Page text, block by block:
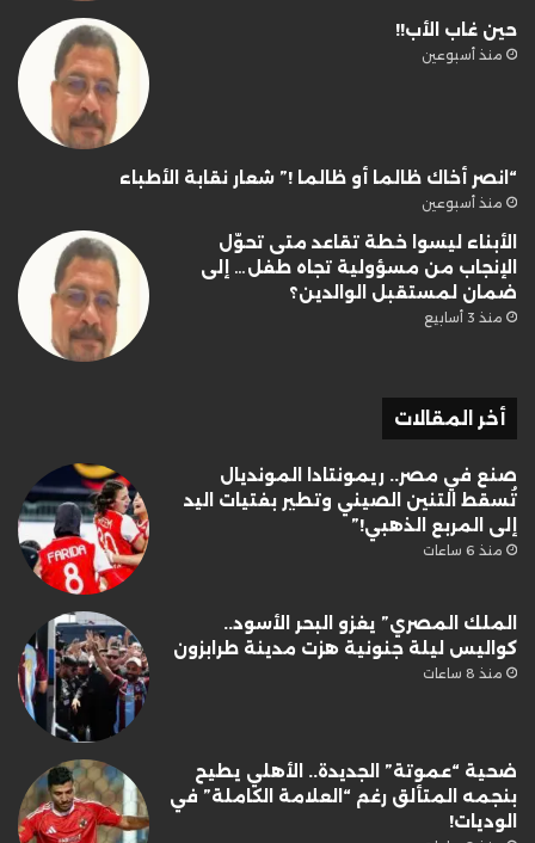
حين غاب الأب!!
منذ أسبوعين
“انصر أخاك ظالما أو ظالما !” شعار نقابة الأطباء
منذ أسبوعين
الأبناء ليسوا خطة تقاعد متى تحوّل
الإنجاب من مسؤولية تجاه طفل… إلى
ضمان لمستقبل الوالدين؟
منذ 3 أسابيع
أخر المقالات
صنع في مصر.. ريمونتادا المونديال
تُسقط التنين الصيني وتطير بفتيات اليد
إلى المربع الذهبي!”
منذ 6 ساعات
الملك المصري” يغزو البحر الأسود..
كواليس ليلة جنونية هزت مدينة طرابزون
منذ 8 ساعات
ضحية “عموتة” الجديدة.. الأهلي يطيح
بنجمه المتألق رغم “العلامة الكاملة” في
الوديات!